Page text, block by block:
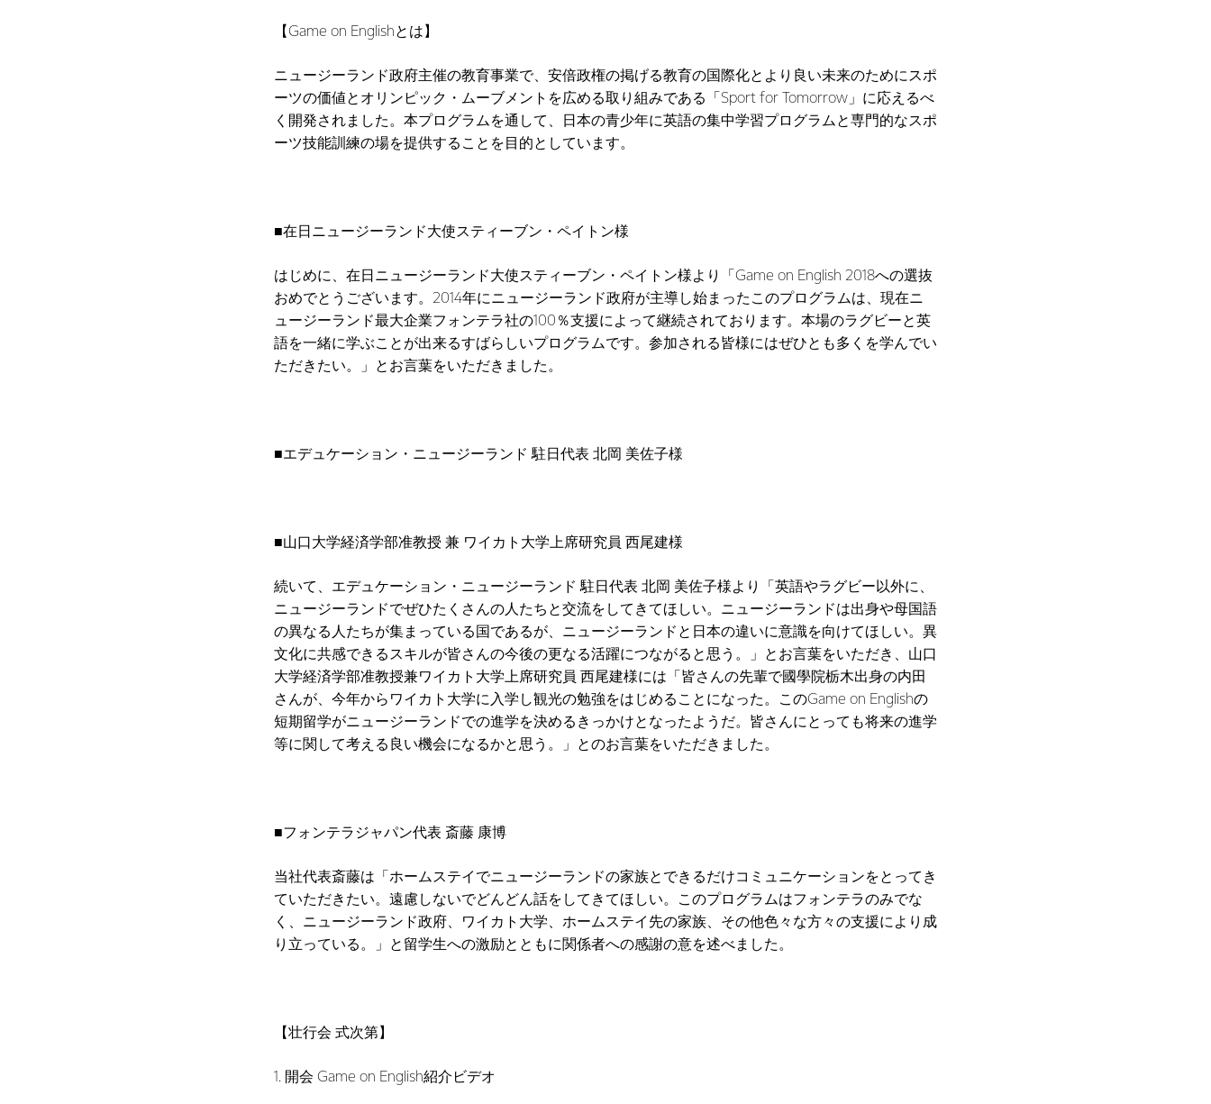
【Game on Englishとは】
ニュージーランド政府主催の教育事業で、安倍政権の掲げる教育の国際化とより良い未来のためにスポ
ーツの価値とオリンピック・ムーブメントを広める取り組みである「Sport for Tomorrow」に応えるべ
く開発されました。本プログラムを通して、日本の青少年に英語の集中学習プログラムと専門的なスポ
ーツ技能訓練の場を提供することを目的としています。
■在日ニュージーランド大使スティーブン・ペイトン様
はじめに、在日ニュージーランド大使スティーブン・ペイトン様より「Game on English 2018への選抜
おめでとうございます。2014年にニュージーランド政府が主導し始まったこのプログラムは、現在ニ
ュージーランド最大企業フォンテラ社の100％支援によって継続されております。本場のラグビーと英
語を一緒に学ぶことが出来るすばらしいプログラムです。参加される皆様にはぜひとも多くを学んでい
ただきたい。」とお言葉をいただきました。
■エデュケーション・ニュージーランド 駐日代表 北岡 美佐子様
■山口大学経済学部准教授 兼 ワイカト大学上席研究員 西尾建様
続いて、エデュケーション・ニュージーランド 駐日代表 北岡 美佐子様より「英語やラグビー以外に、
ニュージーランドでぜひたくさんの人たちと交流をしてきてほしい。ニュージーランドは出身や母国語
の異なる人たちが集まっている国であるが、ニュージーランドと日本の違いに意識を向けてほしい。異
文化に共感できるスキルが皆さんの今後の更なる活躍につながると思う。」とお言葉をいただき、山口
大学経済学部准教授兼ワイカト大学上席研究員 西尾建様には「皆さんの先輩で國學院栃木出身の内田
さんが、今年からワイカト大学に入学し観光の勉強をはじめることになった。このGame on Englishの
短期留学がニュージーランドでの進学を決めるきっかけとなったようだ。皆さんにとっても将来の進学
等に関して考える良い機会になるかと思う。」とのお言葉をいただきました。
■フォンテラジャパン代表 斎藤 康博
当社代表斎藤は「ホームステイでニュージーランドの家族とできるだけコミュニケーションをとってき
ていただきたい。遠慮しないでどんどん話をしてきてほしい。このプログラムはフォンテラのみでな
く、ニュージーランド政府、ワイカト大学、ホームステイ先の家族、その他色々な方々の支援により成
り立っている。」と留学生への激励とともに関係者への感謝の意を述べました。
【壮行会 式次第】
1. 開会 Game on English紹介ビデオ